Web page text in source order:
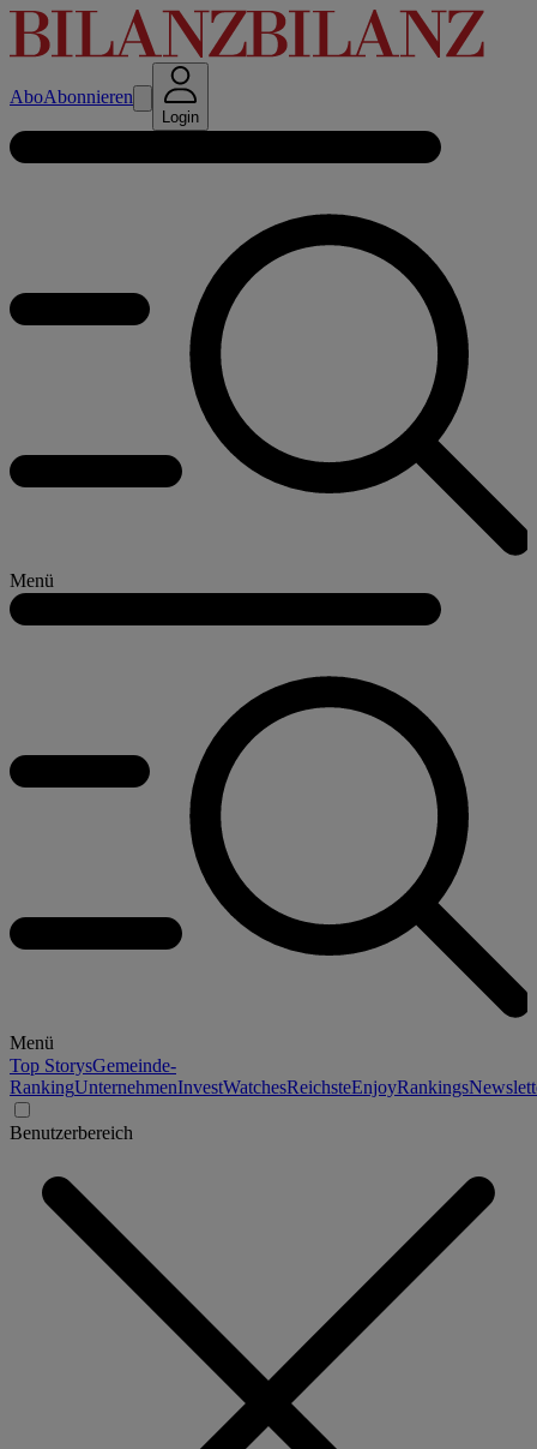
AboAbonnieren
Login
Menü
Menü
Top StorysGemeinde-
RankingUnternehmenInvestWatchesReichsteEnjoyRankings
Benutzerbereich